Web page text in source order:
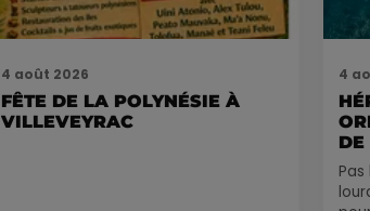
4 août 2026
FÊTE DE LA POLYNÉSIE À
VILLEVEYRAC
4
DE